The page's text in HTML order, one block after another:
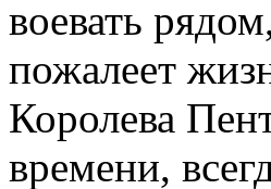
воевать
пожалеет
Королева
времени,